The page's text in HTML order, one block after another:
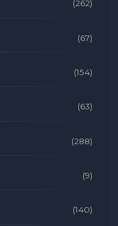
(262)
(67)
(154)
(63)
(288)
(9)
(140)